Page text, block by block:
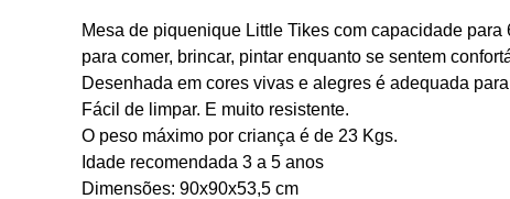
Mesa de piquenique Little Tikes com capacidade
para comer, brincar, pintar enquanto se sentem
Desenhada em cores vivas e alegres é adequada
Fácil de limpar. E muito resistente.
O peso máximo por criança é de 23 Kgs.
Idade recomendada 3 a 5 anos
Dimensões: 90x90x53,5 cm